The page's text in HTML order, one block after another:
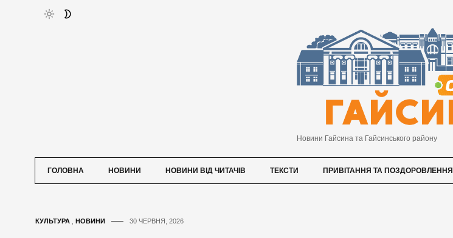
Новини Гайсина та Гайсинського району
ГОЛОВНА НОВИНИ НОВИНИ ВІД ЧИТАЧІВ ТЕКСТИ ПРИВІТАННЯ ТА ПОЗДОРОВЛЕННЯ
КУЛЬТУРА НОВИНИ 30 ЧЕРВНЯ, 2026